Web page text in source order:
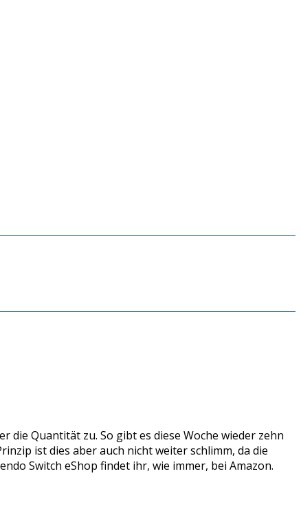
die Quantität zu. So gibt es diese Woche wieder zehn
ist dies aber auch nicht weiter schlimm, da die
Switch eShop findet ihr, wie immer, bei Amazon.